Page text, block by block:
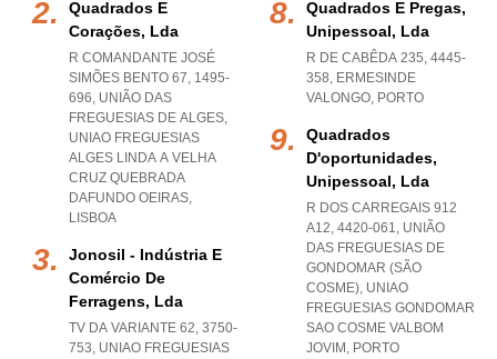
Quadrados E
Corações, Lda
R COMANDANTE JOSÉ
SIMÕES BENTO 67, 1495-
696, UNIÃO DAS
FREGUESIAS DE ALGES,
UNIAO FREGUESIAS
ALGES LINDA A VELHA
CRUZ QUEBRADA
DAFUNDO OEIRAS,
LISBOA
Jonosil - Indústria E
Comércio De
Ferragens, Lda
TV DA VARIANTE 62, 3750-
753, UNIAO FREGUESIAS
Quadrados E Pregas,
Unipessoal, Lda
R DE CABÊDA 235, 4445-
358, ERMESINDE
VALONGO, PORTO
Quadrados
D'oportunidades,
Unipessoal, Lda
R DOS CARREGAIS 912
A12, 4420-061, UNIÃO
DAS FREGUESIAS DE
GONDOMAR (SÃO
COSME), UNIAO
FREGUESIAS GONDOMAR
SAO COSME VALBOM
JOVIM , PORTO